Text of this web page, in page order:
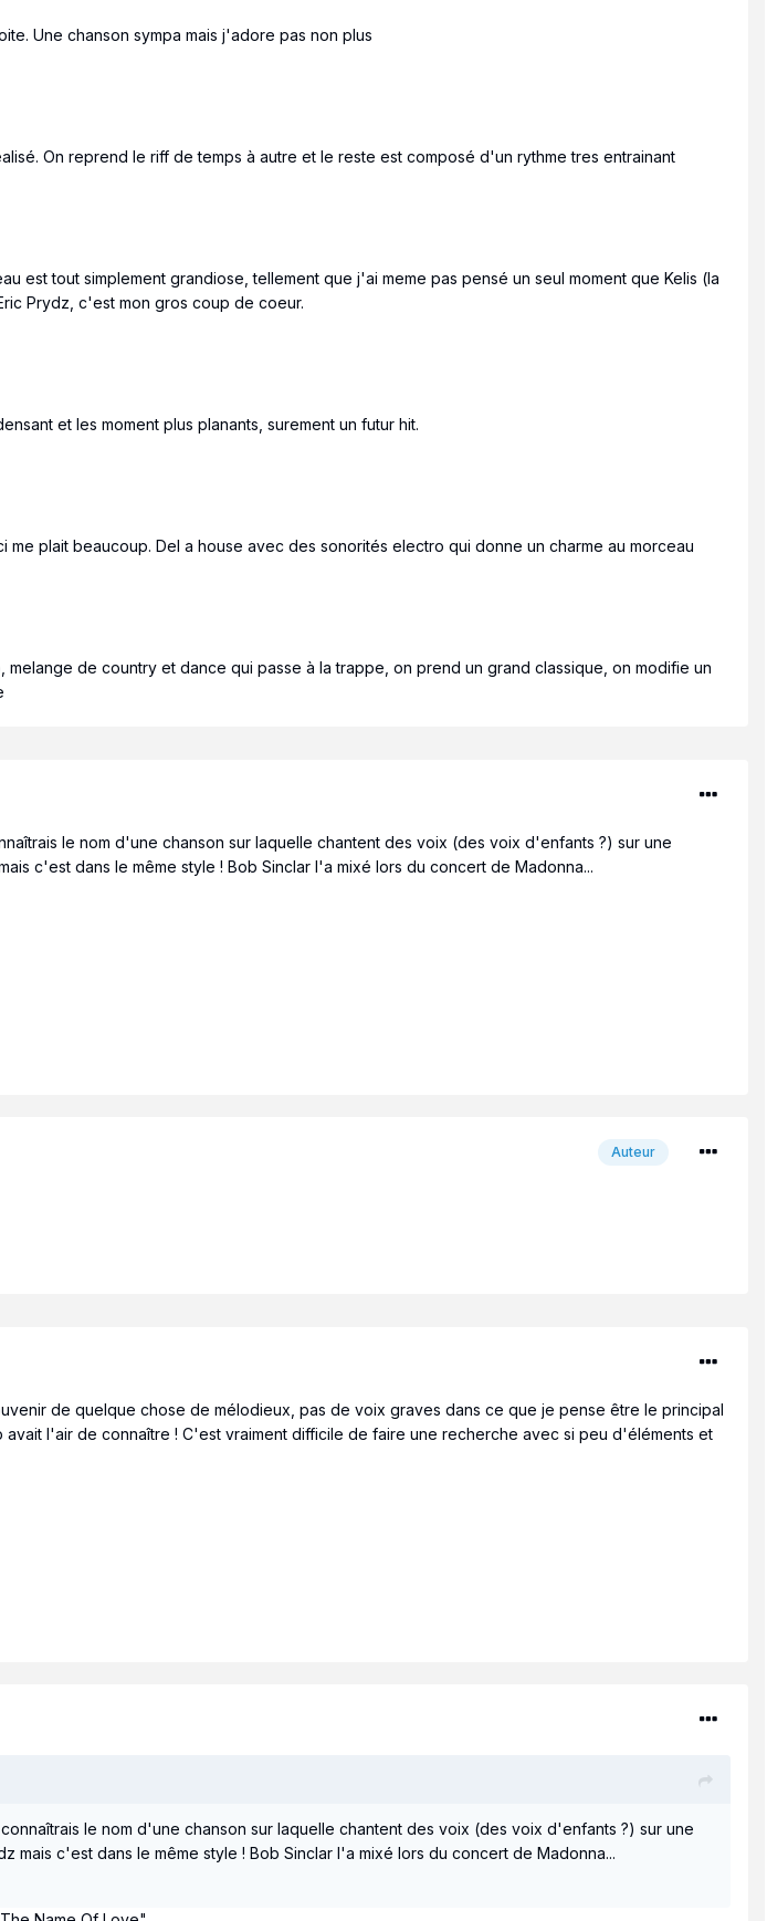
Une chanson sympa mais j'adore pas non plus
On reprend le riff de temps à autre et le reste est composé d'un rythme tres entrainant
est tout simplement grandiose, tellement que j'ai meme pas pensé un seul moment que Kelis (la
Prydz, c'est mon gros coup de coeur.
et les moment plus planants, surement un futur hit.
plait beaucoup. Del a house avec des sonorités electro qui donne un charme au morceau
de country et dance qui passe à la trappe, on prend un grand classique, on modifie un
le nom d'une chanson sur laquelle chantent des voix (des voix d'enfants ?) sur une
c'est dans le même style ! Bob Sinclar l'a mixé lors du concert de Madonna...
Auteur
de quelque chose de mélodieux, pas de voix graves dans ce que je pense être le principal
l'air de connaître ! C'est vraiment difficile de faire une recherche avec si peu d'éléments et
le nom d'une chanson sur laquelle chantent des voix (des voix d'enfants ?) sur une
mais c'est dans le même style ! Bob Sinclar l'a mixé lors du concert de Madonna...